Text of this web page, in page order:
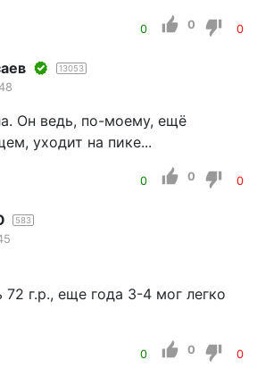
0 0 0
13053
Он ведь, по-моему, ещё
уходит на пике...
0 0 0
583
г.р., еще года 3-4 мог легко
0 0 0